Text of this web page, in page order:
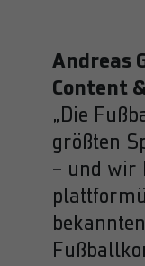
Andreas
Content
„Die
größten
– und wir